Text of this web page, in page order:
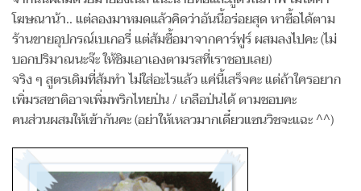
โฆษณาน้า.. แต่ลองมาหมดแล้วคิดว่าอันนี้อร่อยสุด หาซื้อได้ตาม
ร้านขายอุปกรณ์เบเกอรี่ แต่ส้มซื้อมาจากคาร์ฟูร์ ผสมลงไปคะ (ไม่
บอกปริมาณนะจ๊ะ ให้ชิมเอาเองตามรสที่เราชอบเลย)
จริง ๆ สูตรเดิมที่ส้มทำ ไม่ใส่อะไรแล้ว แค่นี้เสร็จคะ แต่ถ้าใครอยาก
เพิ่มรสชาติอาจเพิ่มพริกไทยป่น / เกลือป่นได้ ตามชอบคะ
คนส่วนผสมให้เข้ากันคะ (อย่าให้เหลวมากเดี๋ยวแซนวิชจะแฉะ ^^)